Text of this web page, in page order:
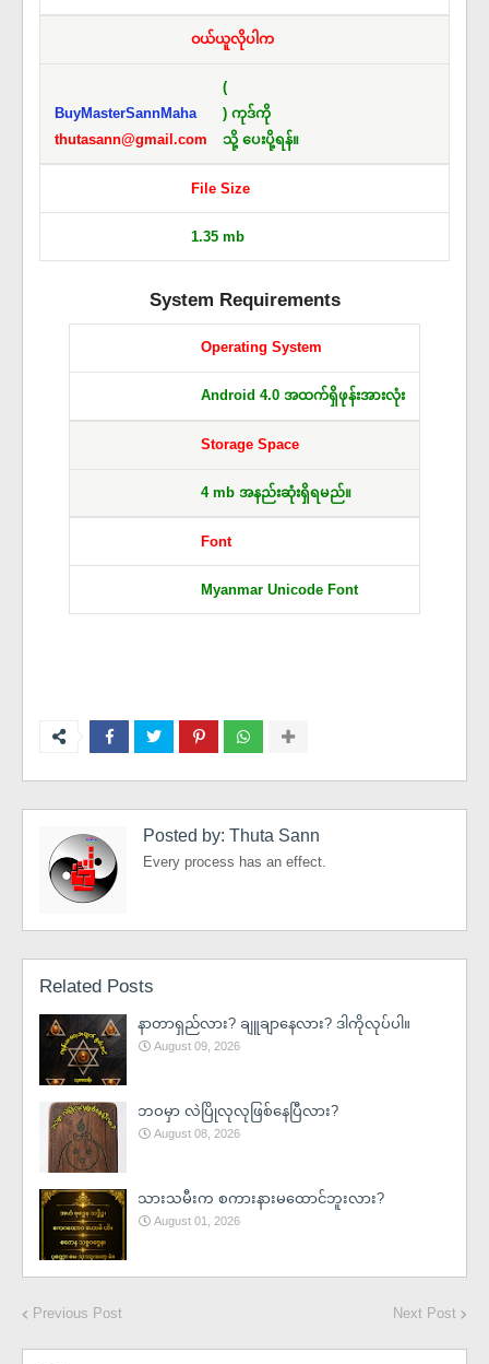
ဝယ်ယူလိုပါက
(
BuyMasterSannMaha
) ကုဒ်ကို
thutasann@gmail.com
သို့ ပေးပို့ရန်။
File Size
1.35 mb
System Requirements
Operating System
Android 4.0 အထက်ရှိဖုန်းအားလုံး
Storage Space
4 mb အနည်းဆုံးရှိရမည်။
Font
Myanmar Unicode Font
Posted by: Thuta Sann
Every process has an effect.
Related Posts
နာတာရှည်လား? ချူချာနေလား? ဒါကိုလုပ်ပါ။
August 09, 2026
ဘဝမှာ လဲပြိုလုလုဖြစ်နေပြီလား?
August 08, 2026
သားသမီးက စကားနားမထောင်ဘူးလား?
August 01, 2026
Previous Post Next Post